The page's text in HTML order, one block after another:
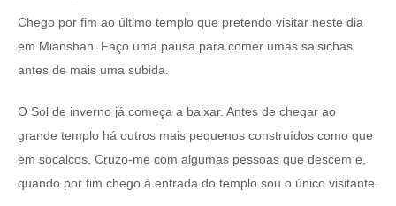
Chego por fim ao último templo que pretendo visitar neste dia
em Mianshan. Faço uma pausa para comer umas salsichas
antes de mais uma subida.
O Sol de inverno já começa a baixar. Antes de chegar ao
grande templo há outros mais pequenos construídos como que
em socalcos. Cruzo-me com algumas pessoas que descem e,
quando por fim chego à entrada do templo sou o único visitante.